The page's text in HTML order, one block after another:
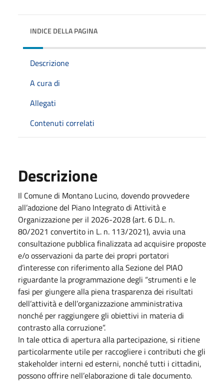
INDICE DELLA PAGINA
Descrizione
A cura di
Allegati
Contenuti correlati
Descrizione
Il Comune di Montano Lucino, dovendo provvedere
all’adozione del Piano Integrato di Attività e
Organizzazione per il 2026-2028 (art. 6 D.L. n.
80/2021 convertito in L. n. 113/2021), avvia una
consultazione pubblica finalizzata ad acquisire proposte
e/o osservazioni da parte dei propri portatori
d’interesse con riferimento alla Sezione del PIAO
riguardante la programmazione degli “strumenti e le
fasi per giungere alla piena trasparenza dei risultati
dell’attività e dell’organizzazione amministrativa
nonché per raggiungere gli obiettivi in materia di
contrasto alla corruzione”.
In tale ottica di apertura alla partecipazione, si ritiene
particolarmente utile per raccogliere i contributi che gli
stakeholder interni ed esterni, nonché tutti i cittadini,
possono offrire nell’elaborazione di tale documento.